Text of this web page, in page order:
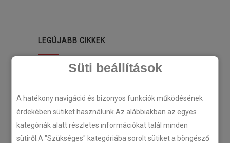
Süti beállítások
A hatékony navigáció és bizonyos funkciók működésének
érdekében sütiket használunk.Az alábbiakban az egyes
kategóriák alatt részletes információkat talál minden
sütiről.A "Szükséges" kategóriába sorolt sütiket a böngésző
LEGÚJABB CIKKEK
Isuzu D-MAX 2006 –